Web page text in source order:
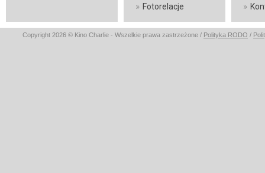
» Fotorelacje »
Copyright 2026 © Kino Charlie - Wszelkie prawa zastrzeżone / Polityka RODO /